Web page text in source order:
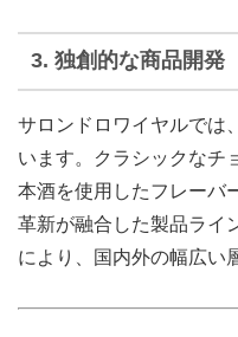
3. 独創的な商品開発
サロンドロワイヤルでは
います。クラシックなチ
本酒を使用したフレーバ
革新が融合した製品ライ
により、国内外の幅広い